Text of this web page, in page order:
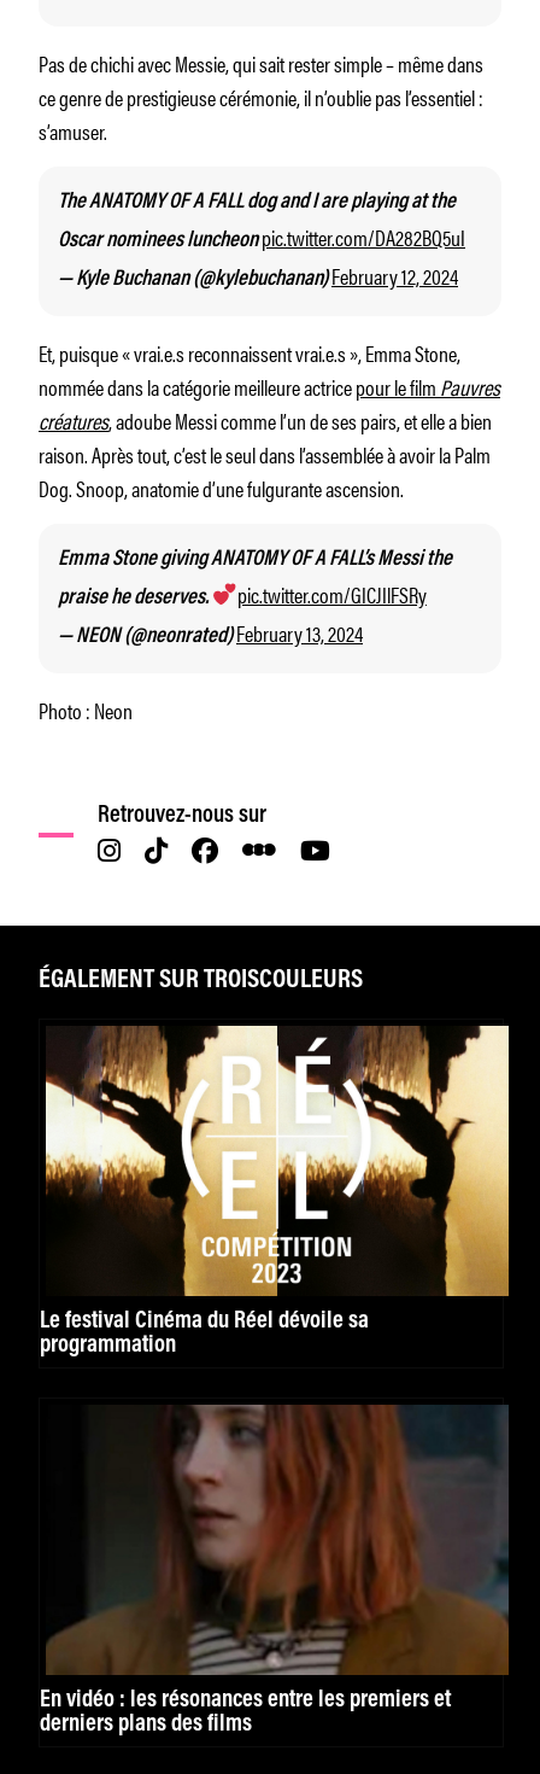
Pas de chichi avec Messie, qui sait rester simple – même dans
ce genre de prestigieuse cérémonie, il n’oublie pas l’essentiel :
s’amuser.
The ANATOMY OF A FALL dog and I are playing at the
Oscar nominees luncheonpic.twitter.com/DA282BQ5uI
— Kyle Buchanan (@kylebuchanan)February 12, 2024
Et, puisque « vrai.e.s reconnaissent vrai.e.s », Emma Stone,
nommée dans la catégorie meilleure actricepour le filmPauvres
créatures, adoube Messi comme l’un de ses pairs, et elle a bien
raison. Après tout, c’est le seul dans l’assemblée à avoir la Palm
Dog. Snoop, anatomie d’une fulgurante ascension.
Emma Stone giving ANATOMY OF A FALL’s Messi the
praise he deserves.
pic.twitter.com/GICJIlFSRy
— NEON (@neonrated)February 13, 2024
Photo : Neon
Retrouvez-nous sur
ÉGALEMENT SUR TROISCOULEURS
Le festival Cinéma du Réel dévoile sa
programmation
En vidéo : les résonances entre les premiers et
derniers plans des films